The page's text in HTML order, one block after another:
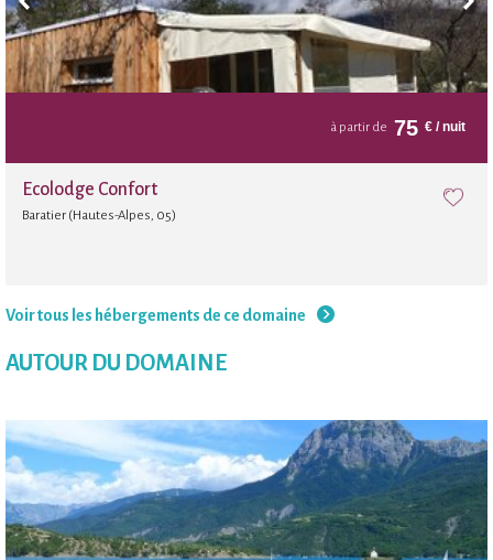
à partir de 75 € / nuit
Ecolodge Confort
Baratier (Hautes-Alpes, 05)
Voir tous les hébergements de ce domaine
AUTOUR DU DOMAINE